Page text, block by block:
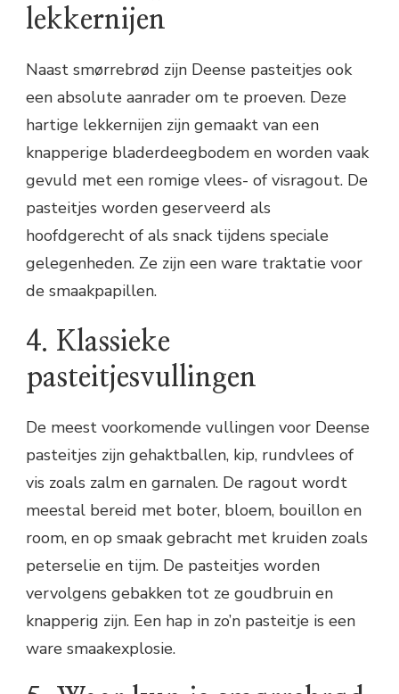
lekkernijen
Naast smørrebrød zijn Deense pasteitjes ook
een absolute aanrader om te proeven. Deze
hartige lekkernijen zijn gemaakt van een
knapperige bladerdeegbodem en worden vaak
gevuld met een romige vlees- of visragout. De
pasteitjes worden geserveerd als
hoofdgerecht of als snack tijdens speciale
gelegenheden. Ze zijn een ware traktatie voor
de smaakpapillen.
4. Klassieke
pasteitjesvullingen
De meest voorkomende vullingen voor Deense
pasteitjes zijn gehaktballen, kip, rundvlees of
vis zoals zalm en garnalen. De ragout wordt
meestal bereid met boter, bloem, bouillon en
room, en op smaak gebracht met kruiden zoals
peterselie en tijm. De pasteitjes worden
vervolgens gebakken tot ze goudbruin en
knapperig zijn. Een hap in zo’n pasteitje is een
ware smaakexplosie.